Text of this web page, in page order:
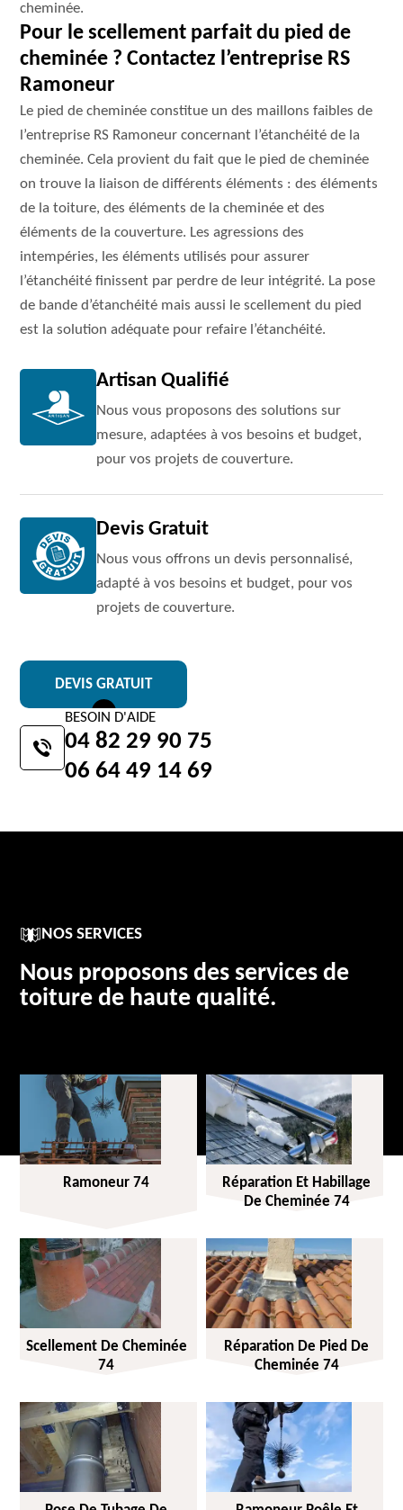
cheminée.
Pour le scellement parfait du pied de
cheminée ? Contactez l’entreprise RS
Ramoneur
Le pied de cheminée constitue un des maillons faibles de
l’entreprise RS Ramoneur concernant l’étanchéité de la
cheminée. Cela provient du fait que le pied de cheminée
on trouve la liaison de différents éléments : des éléments
de la toiture, des éléments de la cheminée et des
éléments de la couverture. Les agressions des
intempéries, les éléments utilisés pour assurer
l’étanchéité finissent par perdre de leur intégrité. La pose
de bande d’étanchéité mais aussi le scellement du pied
est la solution adéquate pour refaire l’étanchéité.
Artisan Qualifié
Nous vous proposons des solutions sur
mesure, adaptées à vos besoins et budget,
pour vos projets de couverture.
Devis Gratuit
Nous vous offrons un devis personnalisé,
adapté à vos besoins et budget, pour vos
projets de couverture.
DEVIS GRATUIT
BESOIN D'AIDE
04 82 29 90 75
06 64 49 14 69
NOS SERVICES
Nous proposons des services de
toiture de haute qualité.
Ramoneur 74
Réparation Et Habillage
De Cheminée 74
Scellement De Cheminée
74
Réparation De Pied De
Cheminée 74